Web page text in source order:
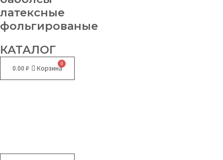
латексные
фольгированые
КАТАЛОГ
0.00 ₽ Корзина